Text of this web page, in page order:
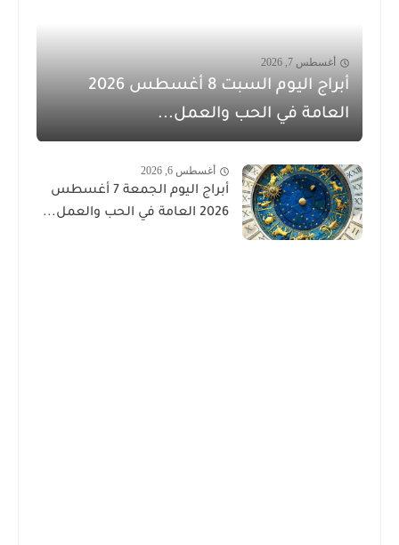
أغسطس 7, 2026
أبراج اليوم السبت 8 أغسطس 2026
العامة في الحب والعمل...
أغسطس 6, 2026
أبراج اليوم الجمعة 7 أغسطس
2026 العامة في الحب والعمل...